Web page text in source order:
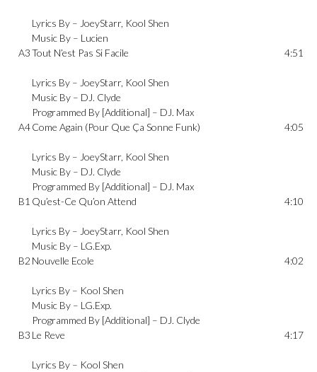
Lyrics By – JoeyStarr, Kool Shen
Music By – Lucien
A3Tout N’est Pas Si Facile
Lyrics By – JoeyStarr, Kool Shen
Music By – DJ. Clyde
Programmed By [Additional] – DJ. Max
4:51
A4Come Again (Pour Que Ça Sonne Funk)
Lyrics By – JoeyStarr, Kool Shen
Music By – DJ. Clyde
Programmed By [Additional] – DJ. Max
4:05
B1 Qu’est-Ce Qu’on Attend
Lyrics By – JoeyStarr, Kool Shen
Music By – LG.Exp.
4:10
B2 Nouvelle Ecole
Lyrics By – Kool Shen
Music By – LG.Exp.
Programmed By [Additional] – DJ. Clyde
4:02
B3 Le Reve
Lyrics By – Kool Shen
4:17